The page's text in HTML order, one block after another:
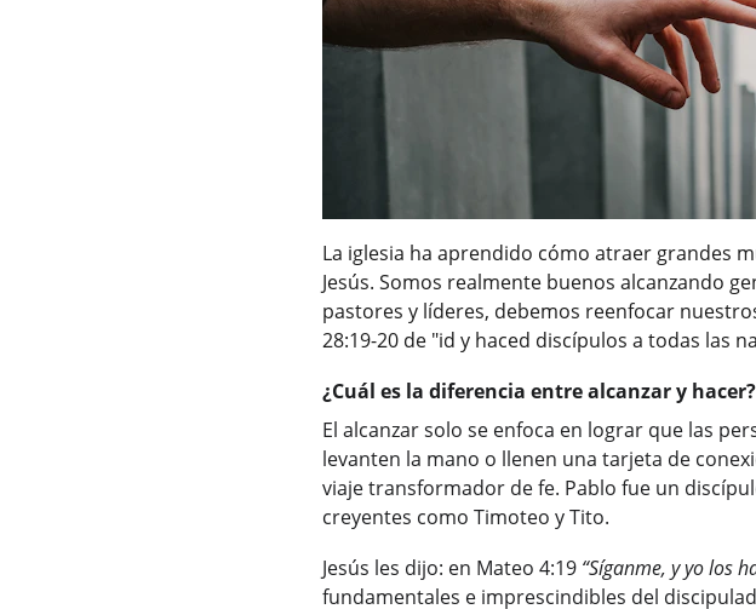
La iglesia ha aprendido cómo atraer grandes
Jesús. Somos realmente buenos alcanzando
pastores y líderes, debemos reenfocar
28:19-20 de "id y haced discípulos a todas las
¿Cuál es la diferencia entre alcanzar y hacer?
El alcanzar solo se enfoca en lograr que las
levanten la mano o llenen una tarjeta de
viaje transformador de fe. Pablo fue un
creyentes como Timoteo y Tito.
Jesús les dijo: en Mateo 4:19 “Síganme, y yo los
fundamentales e imprescindibles del